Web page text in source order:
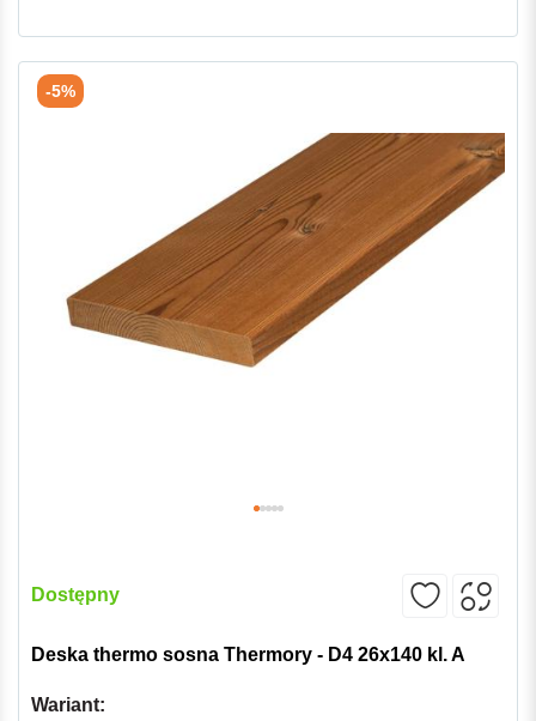
-5%
Dostępny
Deska thermo sosna Thermory - D4 26x140 kl. A
Wariant: